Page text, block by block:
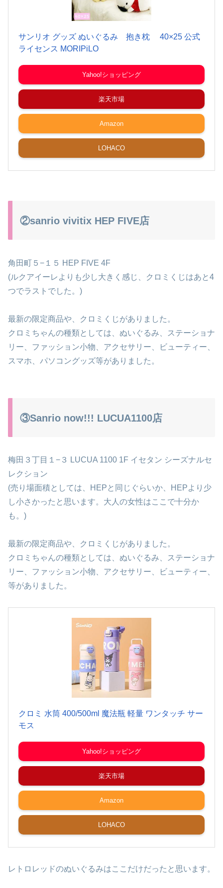
サンリオ グッズ ぬいぐるみ 抱き枕 40×25 公式
ライセンス MORIPiLO
Yahoo!ショッピング
楽天市場
Amazon
LOHACO
②sanrio vivitix HEP FIVE店
角田町５−１５ HEP FIVE 4F
(ルクアイーレよりも少し大きく感じ、クロミくじはあと4
つでラストでした。)
最新の限定商品や、クロミくじがありました。
クロミちゃんの種類としては、ぬいぐるみ、ステーショナ
リー、ファッション小物、アクセサリー、ビューティー、
スマホ、パソコングッズ等がありました。
③Sanrio now!!! LUCUA1100店
梅田３丁目１−３ LUCUA 1100 1F イセタン シーズナルセ
レクション
(売り場面積としては、HEPと同じぐらいか、HEPより少
し小さかったと思います。大人の女性はここで十分か
も。)
最新の限定商品や、クロミくじがありました。
クロミちゃんの種類としては、ぬいぐるみ、ステーショナ
リー、ファッション小物、アクセサリー、ビューティー、
等がありました。
クロミ 水筒 400/500ml 魔法瓶 軽量 ワンタッチ サー
モス
Yahoo!ショッピング
楽天市場
Amazon
LOHACO
レトロレッドのぬいぐるみはここだけだったと思います。